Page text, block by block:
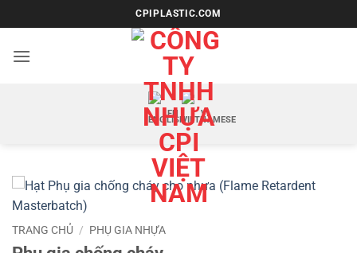
qua
nội
CPIPLASTIC.COM
EN VI
TRANG CHỦ / PHỤ GIA NHỰA